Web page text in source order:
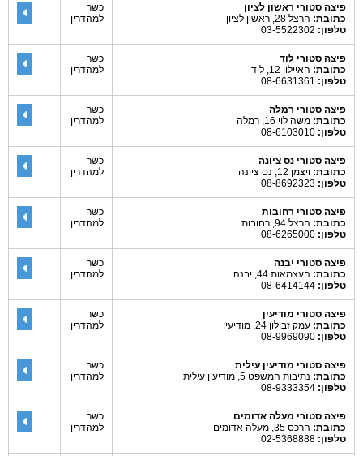
פיצה סטורי ראשון לציון
כתובת: הרצל 28, ראשון לציון
טלפון:
כשר
למהדרין
פיצה סטורי לוד
כתובת: האיילון 12, לוד
טלפון:
כשר
למהדרין
פיצה סטורי רמלה
כתובת: משה לוי 16, רמלה
טלפון:
כשר
למהדרין
פיצה סטורי נס ציונה
כתובת: ויצמן 12, נס ציונה
טלפון:
כשר
למהדרין
פיצה סטורי רחובות
כתובת: הרצל 94, רחובות
טלפון:
כשר
למהדרין
פיצה סטורי יבנה
כתובת: העצמאות 44, יבנה
טלפון:
כשר
למהדרין
פיצה סטורי מודיעין
כתובת: עמק זבולון 24, מודיעין
טלפון:
כשר
למהדרין
פיצה סטורי מודיעין עילית
כתובת: נתיבות המשפט 5, מודיעין עילית
טלפון:
כשר
למהדרין
פיצה סטורי מעלה אדומים
כתובת: הרכס 35, מעלה אדומים
טלפון:
כשר
למהדרין